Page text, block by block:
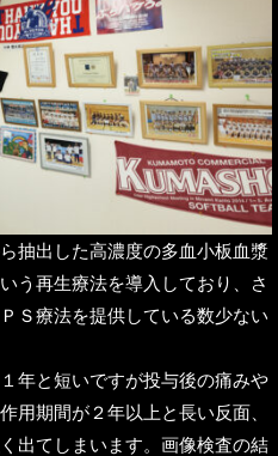
抽出した高濃度の多血小板血漿
う再生療法を導入しており、さ
Ｓ療法を提供している数少ない
年と短いですが投与後の痛みや
用期間が２年以上と長い反面、
出てしまいます。画像検査の結